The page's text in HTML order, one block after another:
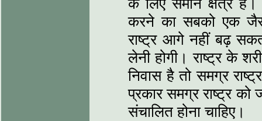
के लिए समान क्षेत्र
करने का सबको एक
राष्ट्र आगे नहीं बढ़
लेनी होगी। राष्ट्र के
निवास है तो समग्र
प्रकार समग्र राष्ट्र
संचालित होना चाहिए।